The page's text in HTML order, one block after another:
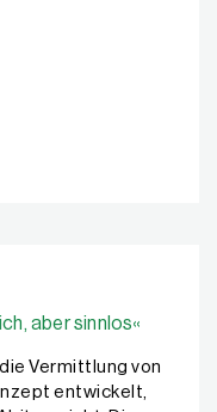
aber sinnlos«
Vermittlung von
entwickelt,